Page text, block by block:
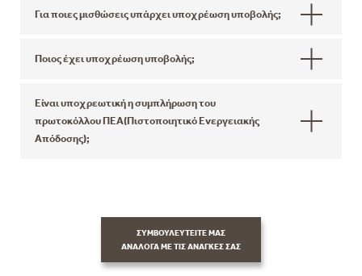
Για ποιες μισθώσεις υπάρχει υποχρέωση υποβολής;
Ποιος έχει υποχρέωση υποβολής;
Είναι υποχρεωτική η συμπλήρωση του
πρωτοκόλλου ΠΕΑ(Πιστοποιητικό Ενεργειακής
Απόδοσης);
ΣΥΜΒΟΥΛΕΥΤΕΙΤΕ ΜΑΣ
ΑΝΑΛΟΓΑ ΜΕ ΤΙΣ ΑΝΑΓΚΕΣ ΣΑΣ